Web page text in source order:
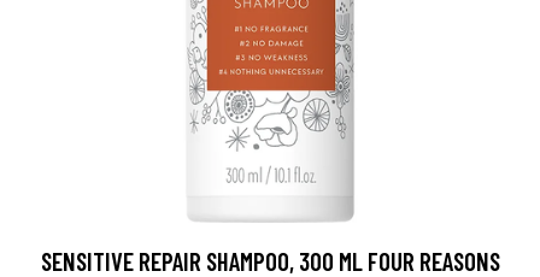
SENSITIVE REPAIR SHAMPOO, 300 ML FOUR REASONS